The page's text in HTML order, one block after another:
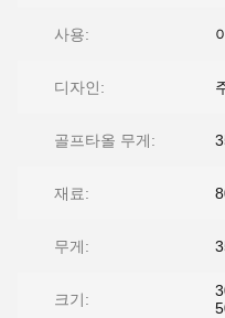
사용:
디자인:
골프타올 무게:
재료:
무게:
크기: